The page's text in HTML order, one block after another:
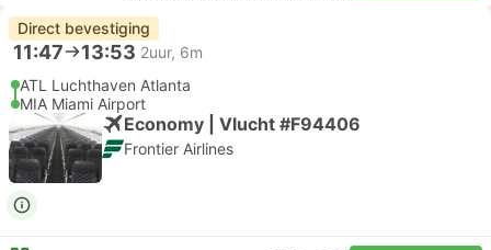
Direct bevestiging
11:47 13:53 2uur, 6m
ATL Luchthaven Atlanta
MIA Miami Airport
Economy | Vlucht #F94406
Frontier Airlines